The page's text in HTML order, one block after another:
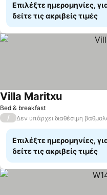
Επιλέξτε ημερομηνίες,
δείτε τις ακριβείς τιμές
Bed & breakfast
Villa Maritxu
/ Δεν υπάρχει διαθέσιμη
Επιλέξτε ημερομηνίες,
δείτε τις ακριβείς τιμές